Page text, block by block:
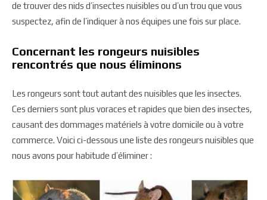
de trouver des nids d’insectes nuisibles ou d’un trou que vous
suspectez, afin de l’indiquer à nos équipes une fois sur place.
Concernant les rongeurs nuisibles
rencontrés que nous éliminons
Les rongeurs sont tout autant des nuisibles que les insectes.
Ces derniers sont plus voraces et rapides que bien des insectes,
causant des dommages matériels à votre domicile ou à votre
commerce. Voici ci-dessous une liste des rongeurs nuisibles que
nous avons pour habitude d’éliminer :